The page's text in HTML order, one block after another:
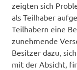
zeigten sich
als Teilhaber
Teilhabern eine
zunehmende
Besitzer dazu,
mit der Absicht,